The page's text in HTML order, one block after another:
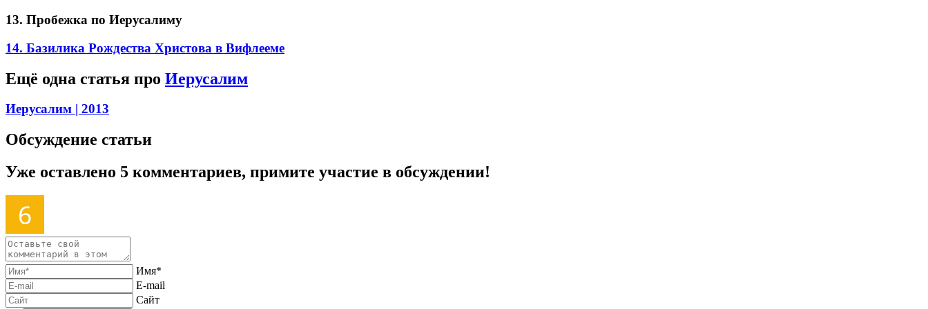
13. Пробежка по Иерусалиму
14. Базилика Рождества Христова в Вифлееме
Ещё одна статья про Иерусалим
Иерусалим | 2013
Обсуждение статьи
Уже оставлено 5 комментариев, примите участие в обсуждении!
Имя*
E-mail
Сайт